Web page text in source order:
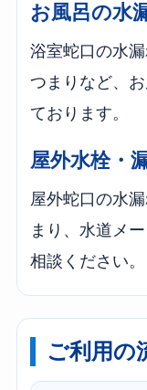
お風呂の水
浴室蛇口の水
つまりなど、
ております。
屋外水栓・
屋外蛇口の水
まり、水道メ
相談ください。
ご利用の